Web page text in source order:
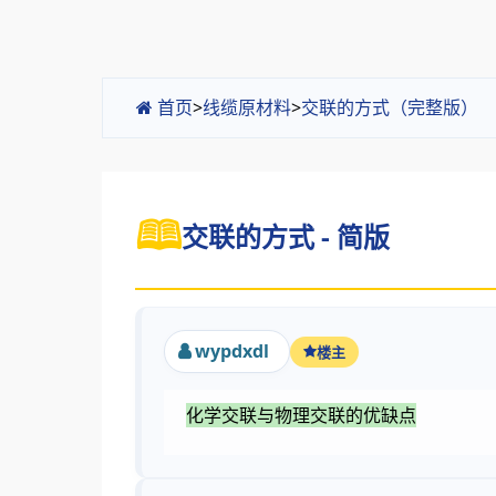
首页>线缆原材料>交联的方式（完整版）
交联的方式 - 简版
wypdxdl 楼主
化学交联与物理交联的优缺点